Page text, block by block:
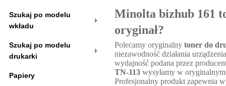
Minolta bizhub 161
oryginał?
Polecamy oryginalny toner do
niezawodność działania
wydajność podana przez
TN-113 wysyłamy w
Profesjonalny produkt zapewnia
Szukaj po modelu
wkładu
Szukaj po modelu
drukarki
Papiery